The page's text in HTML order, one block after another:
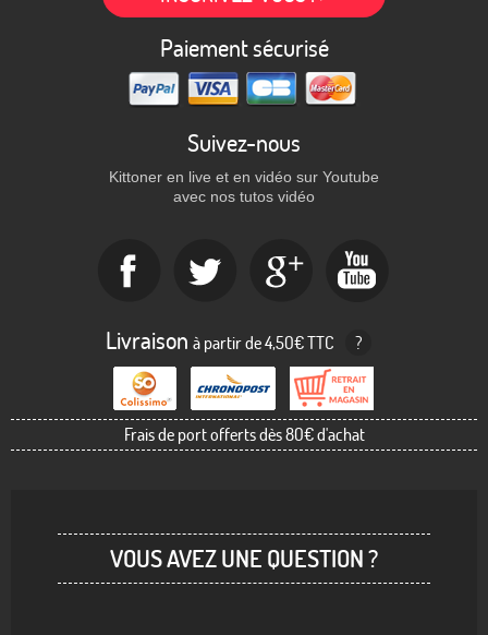
Paiement sécurisé
Suivez-nous
Kittoner en live et en vidéo sur Youtube
avec nos tutos vidéo
Livraison à partir de 4,50€ TTC ?
Frais de port offerts dès 80€ d'achat
VOUS AVEZ UNE QUESTION ?